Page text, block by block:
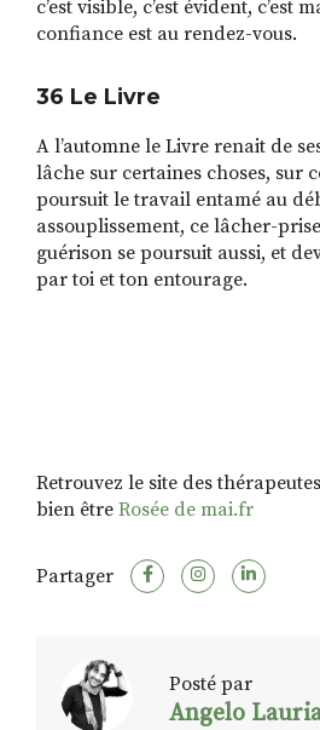
c’est visible, c’est évident, c’est
confiance est au rendez-vous.
36 Le Livre
A l’automne le Livre renait de
lâche sur certaines choses, sur
poursuit le travail entamé au
assouplissement, ce lâcher-
guérison se poursuit aussi, et
par toi et ton entourage.
Retrouvez le site des
bien être Rosée de mai.fr
Partager
Posté par
Angelo